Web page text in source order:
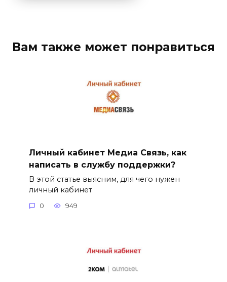
Вам также может понравиться
Личный кабинет Медиа Связь, как
написать в службу поддержки?
В этой статье выясним, для чего нужен
личный кабинет
0 949